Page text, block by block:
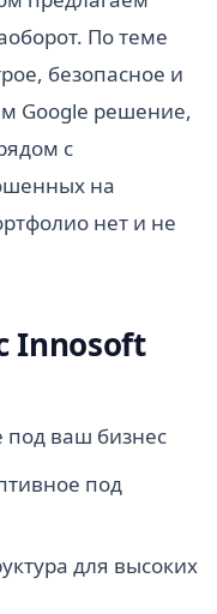
По теме
безопасное и
Google решение,
с
на
нет и не
Innosoft
под ваш бизнес
под
для высоких